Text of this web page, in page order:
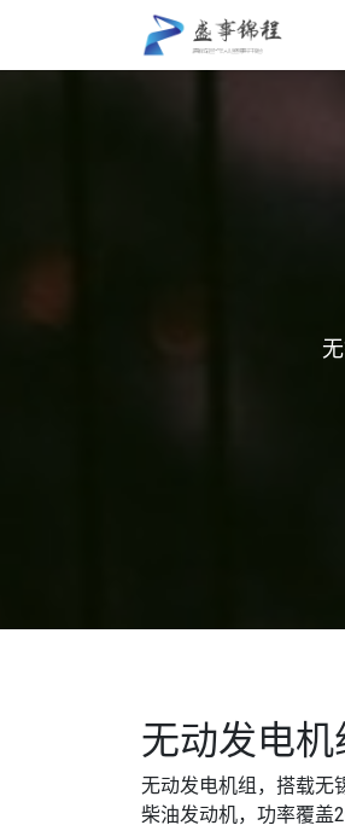
无动发电机
无动发电机组，搭载无
柴油发动机，功率覆盖